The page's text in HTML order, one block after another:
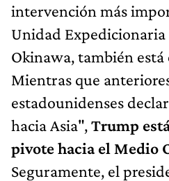
intervención más
Unidad Expedicionaria
Okinawa, también está
Mientras que
estadounidenses
hacia Asia",Trump
pivote hacia el Medio
Seguramente, el